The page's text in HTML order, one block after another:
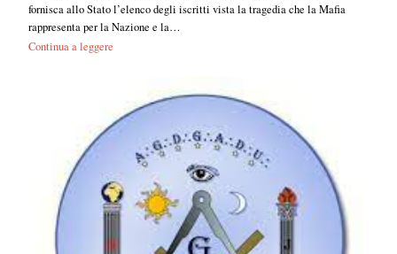
fornisca allo Stato l’elenco degli iscritti vista la tragedia che la Mafia
rappresenta per la Nazione e la…
Continua a leggere